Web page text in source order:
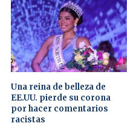
Una reina de belleza de
EE.UU. pierde su corona
por hacer comentarios
racistas